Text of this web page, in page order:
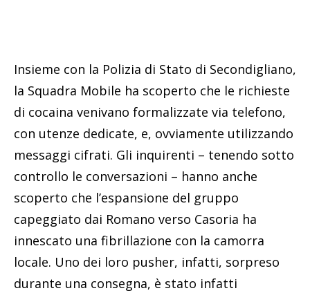
Insieme con la Polizia di Stato di Secondigliano,
la Squadra Mobile ha scoperto che le richieste
di cocaina venivano formalizzate via telefono,
con utenze dedicate, e, ovviamente utilizzando
messaggi cifrati. Gli inquirenti – tenendo sotto
controllo le conversazioni – hanno anche
scoperto che l’espansione del gruppo
capeggiato dai Romano verso Casoria ha
innescato una fibrillazione con la camorra
locale. Uno dei loro pusher, infatti, sorpreso
durante una consegna, è stato infatti